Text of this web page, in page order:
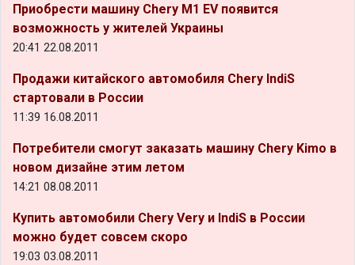
Приобрести машину Chery M1 EV появится
возможность у жителей Украины
20:41 22.08.2011
Продажи китайского автомобиля Chery IndiS
стартовали в России
11:39 16.08.2011
Потребители смогут заказать машину Chery Kimo в
новом дизайне этим летом
14:21 08.08.2011
Купить автомобили Chery Very и IndiS в России
можно будет совсем скоро
19:03 03.08.2011